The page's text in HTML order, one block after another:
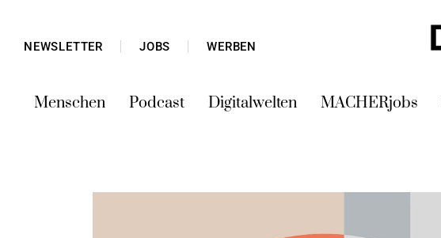
NEWSLETTER JOBS WERBEN
Menschen Podcast Digitalwelten MACHERjobs